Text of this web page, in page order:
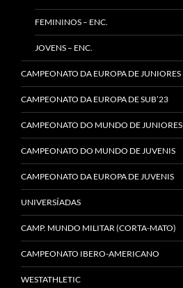
FEMININOS – ENC.
JOVENS – ENC.
CAMPEONATO DA EUROPA DE JUNIORES
CAMPEONATO DA EUROPA DE SUB’23
CAMPEONATO DO MUNDO DE JUNIORES
CAMPEONATO DO MUNDO DE JUVENIS
CAMPEONATO DA EUROPA DE JUVENIS
UNIVERSÍADAS
CAMP. MUNDO MILITAR (CORTA-MATO)
CAMPEONATO IBERO-AMERICANO
WESTATHLETIC